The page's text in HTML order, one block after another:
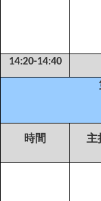
14:20-14:40
時間 主